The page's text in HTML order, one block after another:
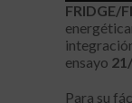
FRIDGE/
ensayo
Para su